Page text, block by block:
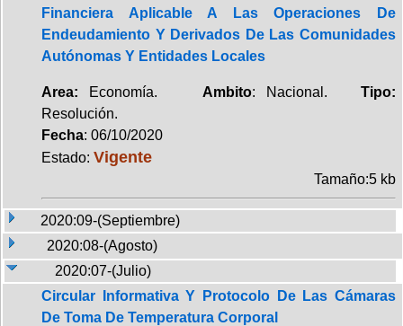
Financiera Aplicable A Las Operaciones De
Endeudamiento Y Derivados De Las Comunidades
Autónomas Y Entidades Locales
Area: Economía. Ambito: Nacional.Tipo:
Resolución.
Fecha: 06/10/2020
Estado: Vigente
Tamaño:5 kb
2020:09-(Septiembre)
2020:08-(Agosto)
2020:07-(Julio)
Circular Informativa Y Protocolo De Las Cámaras
De Toma De Temperatura Corporal